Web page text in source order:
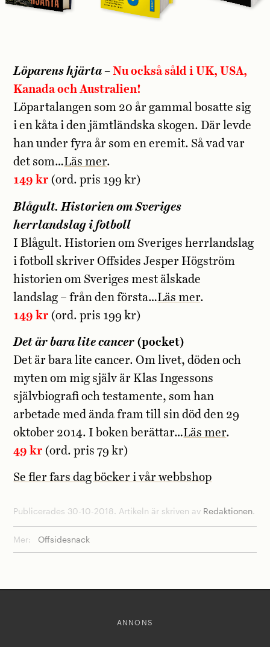
Löparens hjärta –Nu också såld i UK, USA,
Kanada och Australien!
Löpartalangen som 20 år gammal bosatte sig
i en kåta i den jämtländska skogen. Där levde
han under fyra år som en eremit. Så vad var
det som…Läs mer.
149 kr (ord. pris 199 kr)
Blågult. Historien om Sveriges
herrlandslag i fotboll
I Blågult. Historien om Sveriges herrlandslag
i fotboll skriver Offsides Jesper Högström
historien om Sveriges mest älskade
landslag – från den första…Läs mer.
149 kr (ord. pris 199 kr)
Det är bara lite cancer (pocket)
Det är bara lite cancer. Om livet, döden och
myten om mig själv är Klas Ingessons
självbiografi och testamente, som han
arbetade med ända fram till sin död den 29
oktober 2014. I boken berättar…Läs mer.
49 kr (ord. pris 79 kr)
Se fler fars dag böcker i vår webbshop
Publicerades 30-10-2018. Artikeln är skriven av Redaktionen.
Mer: Offsidesnack
ANNONS